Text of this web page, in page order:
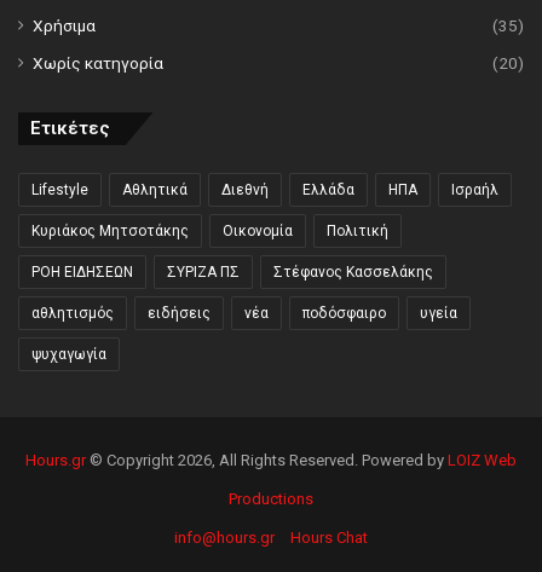
Χρήσιμα
(35)
Χωρίς κατηγορία
(20)
Ετικέτες
Lifestyle Αθλητικά Διεθνή Ελλάδα ΗΠΑ Ισραήλ
Κυριάκος Μητσοτάκης Οικονομία Πολιτική
ΡΟΗ ΕΙΔΗΣΕΩΝ ΣΥΡΙΖΑ ΠΣ Στέφανος Κασσελάκης
αθλητισμός ειδήσεις νέα ποδόσφαιρο υγεία
ψυχαγωγία
Hours.gr© Copyright 2026, All Rights Reserved. Powered by LOIZ Web
Productions
info@hours.gr Hours Chat